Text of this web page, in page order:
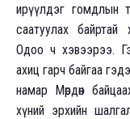
ирүүлдэг гомдлын
саатуулах байртай
Одоо ч хэвээрээ.
ахиц гарч байгаа
намар Мөрдөн
хүний эрхийн